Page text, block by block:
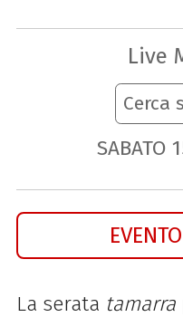
Live
Cerca
SABATO
La serata tamarra